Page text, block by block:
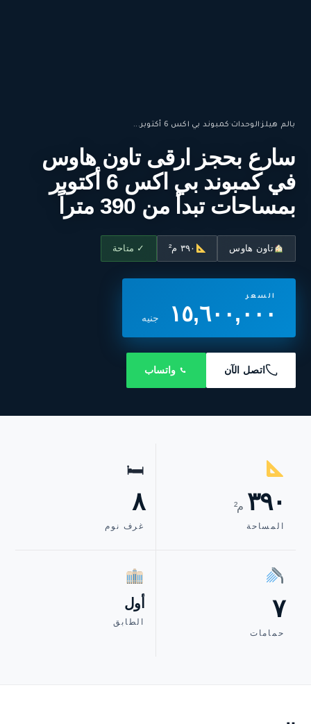
بالم هيلز·الوحدات·كمبوند بي اكس 6 أكتوبر...
سارع بحجز ارقى تاون هاوس
في كمبوند بي اكس 6 أكتوبر
بمساحات تبدأ من 390 متراً
تاون هاوس ٣٩٠ م² ✓ متاحة
السعر
١٥,٦٠٠,٠٠٠ جنيه
اتصل الآن واتساب
٣٩٠ م²
المساحة
🛏
٨
غرف نوم
٧
حمامات
أول
الطابق